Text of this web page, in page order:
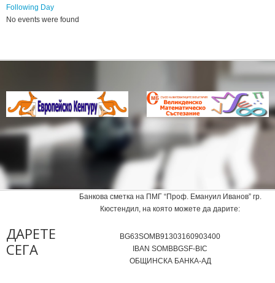
Following Day
No events were found
ДАРЕТЕ
СЕГА
Банкова сметка на ПМГ “Проф. Емануил Иванов” гр.
Кюстендил, на която можете да дарите:
BG63SOMB91303160903400
IВAN SOMBBGSF-BIC
ОБЩИНСКА БАНКА-АД